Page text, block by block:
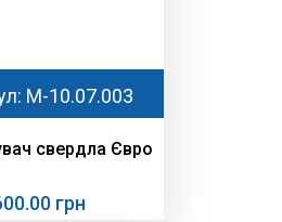
М-10.07.003
свердла Євро
грн